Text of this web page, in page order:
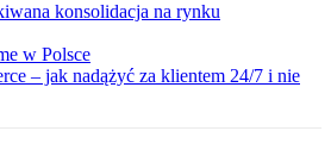
konsolidacja na rynku
w Polsce
– jak nadążyć za klientem 24/7 i nie